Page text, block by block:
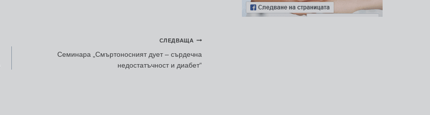
СЛЕДВАЩА
Семинара „Смъртоносният дует – сърдечна
недостатъчност и диабет“